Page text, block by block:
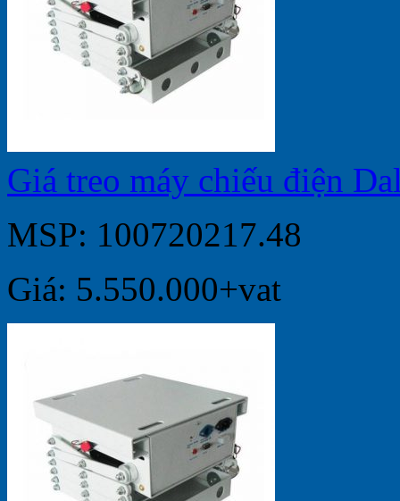
Giá treo máy chiếu điện
MSP: 100720217.48
Giá: 5.550.000+vat